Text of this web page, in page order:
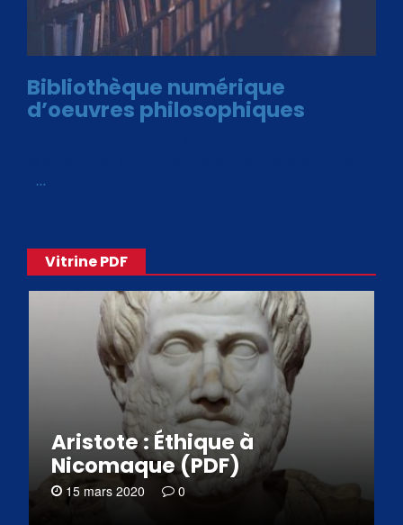
Bibliothèque numérique
d’oeuvres philosophiques
…
Vitrine PDF
Aristote : Éthique à
Nicomaque (PDF)
15 mars 2020 0